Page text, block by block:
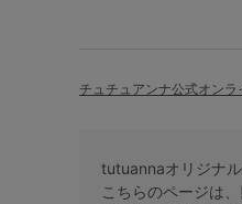
チュチュアンナ公式オンラ
tutuannaオリジナ
こちらのページは